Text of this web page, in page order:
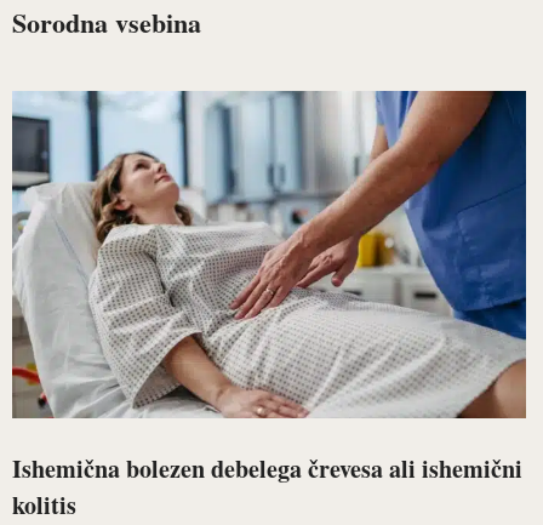
Sorodna vsebina
Ishemična bolezen debelega črevesa ali ishemični
kolitis